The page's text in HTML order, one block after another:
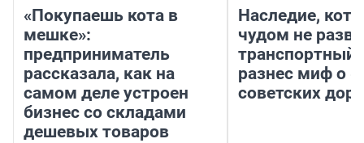
«Покупаешь кота в
мешке»:
предприниматель
рассказала, как на
самом деле устроен
бизнес со складами
дешевых товаров
Наследие,
чудом не
транспортный
разнес миф о
советских